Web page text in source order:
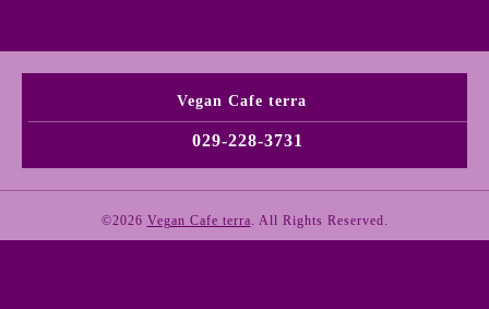
Vegan Cafe terra
029-228-3731
©2026 Vegan Cafe terra. All Rights Reserved.